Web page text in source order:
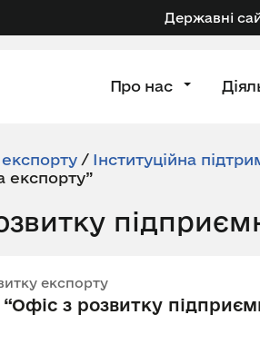
Державні
Про нас
/ Інституційна
експорту”
експорту
з розвитку